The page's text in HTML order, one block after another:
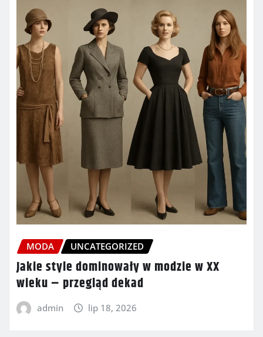
MODA UNCATEGORIZED
Jakie style dominowały w modzie w XX
wieku – przegląd dekad
admin lip 18, 2026